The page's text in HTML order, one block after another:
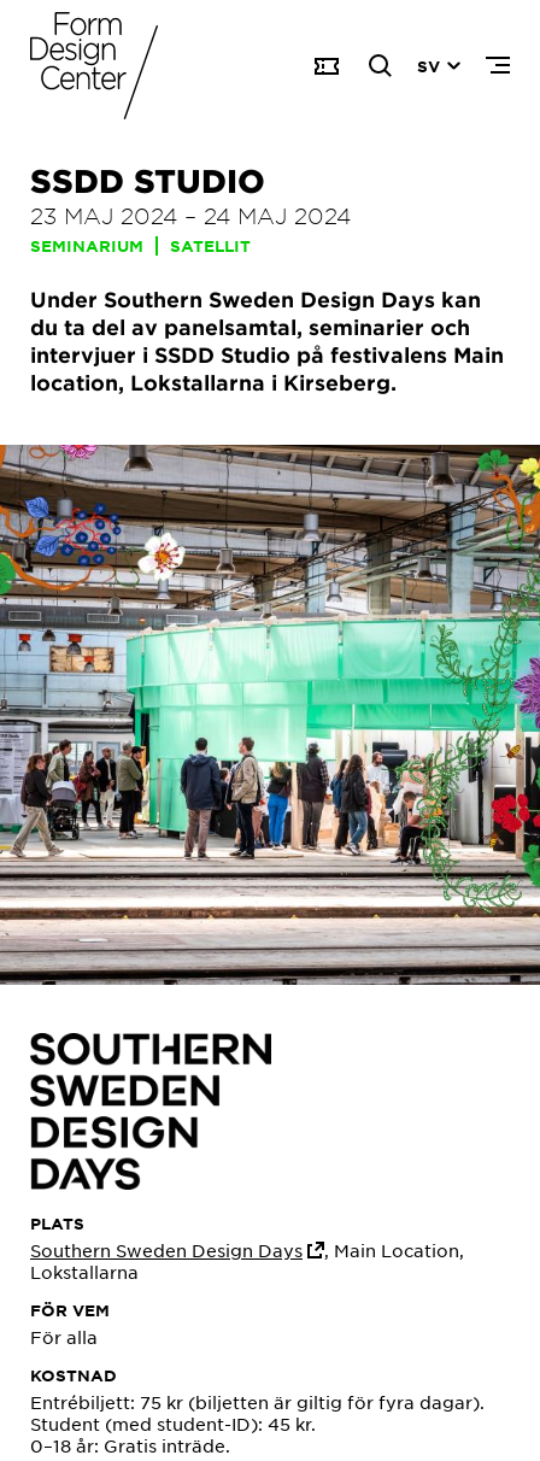
SV
SSDD STUDIO
23 MAJ 2024 – 24 MAJ 2024
SEMINARIUM SATELLIT
Under Southern Sweden Design Days kan
du ta del av panelsamtal, seminarier och
intervjuer i SSDD Studio på festivalens Main
location, Lokstallarna i Kirseberg.
PLATS
Southern Sweden Design Days
, Main Location,
Lokstallarna
FÖR VEM
För alla
KOSTNAD
Entrébiljett: 75 kr (biljetten är giltig för fyra dagar).
Student (med student-ID): 45 kr.
0–18 år: Gratis inträde.